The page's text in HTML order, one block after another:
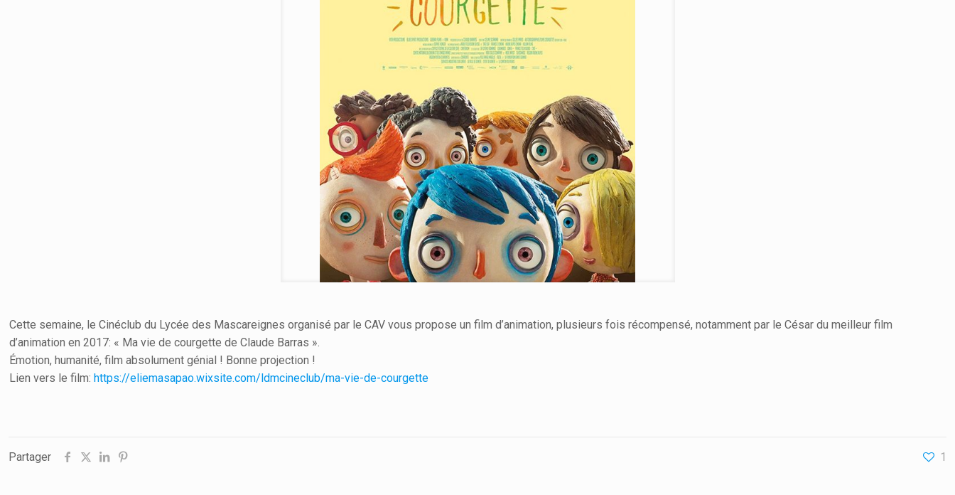
Cette semaine, le Cinéclub du Lycée des Mascareignes organisé par le CAV vous propose un film d’animation, plusieurs fois récompensé, notamment par le César du meilleur film
d’animation en 2017: « Ma vie de courgette de Claude Barras ».
Émotion, humanité, film absolument génial ! Bonne projection !
Lien vers le film:https://eliemasapao.wixsite.com/ldmcineclub/ma-vie-de-courgette
Partager 1